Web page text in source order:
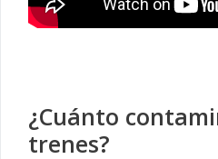
¿Cuánto
trenes?